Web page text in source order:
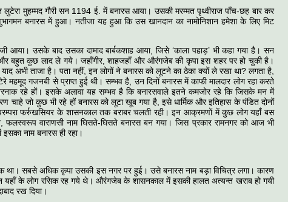
लुटेरा मुहम्मद गौरी सन 1194 ई. में बनारस आया। उसकी मरम्मत पृथ्वीराज पाँच-छह बार कर
बनारस में हुआ। नतीजा यह हुआ कि उस खानदान का नामोनिशान हमेशा के लिए मिट
आया। उसके बाद उसका दामाद बार्बकशाह आया, जिसे ‘काला पहाड़’ भी कहा गया है। सन
बहुत कुछ लाद ले गये। जहाँगीर, शाहजहाँ और औरंगजेब की कृपा इस शहर पर हो चुकी है।
अभी ताजा है। पता नहीं, इन लोगों ने बनारस को लूटने का ठेका क्यों ले रखा था? लगता है,
महमूद गजनबी से प्राप्त हुई थी। सम्भव है, उन दिनों बनारस में काफी मालदार लोग रहा करते
रहे हों। इसके अलावा यह सम्भव है कि बनारसवाले इतने कमजोर रहे कि जिसके मन में
चाहे जो कुछ भी रहे हों बनारस को लूटा खूब गया है, इसे धार्मिक और इतिहास के पंडित दोनों
फर्रुखसियर के शासनकाल तक बराबर चलती रही। इन आक्रमणों में कुछ लोग यहाँ बस
फलस्वरूप वाराणसी नाम घिसते-घिसते बनारस बन गया। जिस प्रकार रामनगर को आज भी
नाम बनारस ही रहा।
सबसे अधिक कृपा उसकी इस नगर पर हुई। उसे बनारस नाम बड़ा विचित्र लगा। कारण
यहाँ के लोग रसिक रह गये थे। औरंगजेब के शासनकाल में इसकी हालत अत्यन्त खराब हो गयी
रख दिया।